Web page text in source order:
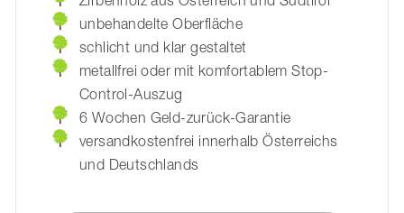
unbehandelte Oberfläche
schlicht und klar gestaltet
metallfrei oder mit komfortablem Stop-
Control-Auszug
6 Wochen Geld-zurück-Garantie
versandkostenfrei innerhalb Österreichs
und Deutschlands